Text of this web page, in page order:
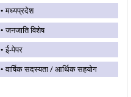
मध्यप्रदेश
जनजाति विशेष
ई-पेपर
वार्षिक सदस्यता / आर्थिक सहयोग